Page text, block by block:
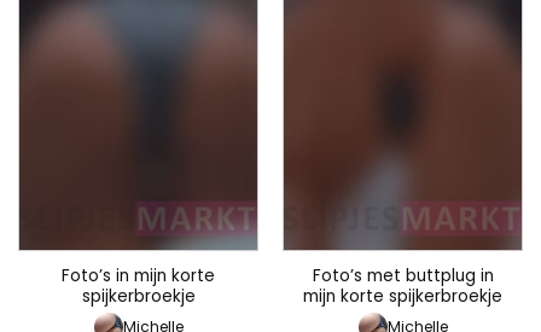
Foto’s in mijn korte
spijkerbroekje
Michelle
Foto’s met buttplug in
mijn korte spijkerbroekje
Michelle